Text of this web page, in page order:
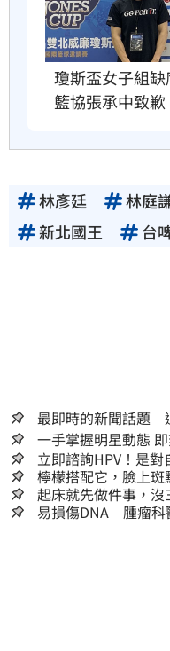
瓊斯盃女子組
籃協張承中致歉
林彥廷 林庭
新北國王
台
最即時的新聞話題
一
立即諮詢HPV！是
嫌晚！
檸檬搭配它，臉上
起床就先做件事，
小！
易損傷DNA 腫瘤科